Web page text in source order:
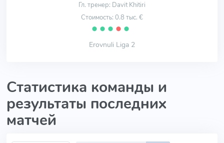
Гл. тренер: Davit Khitiri
Стоимость: 0.8 тыс. €
⬤ ⬤ ⬤ ⬤ ⬤
Erovnuli Liga 2
Статистика команды и
результаты последних
матчей